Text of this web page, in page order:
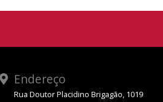
Endereço
Rua Doutor Placidino Brigagão, 1019